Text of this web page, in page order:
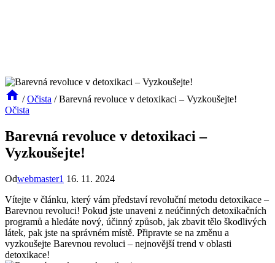
/ Očista / Barevná revoluce v detoxikaci – Vyzkoušejte!
Očista
Barevná revoluce v detoxikaci –
Vyzkoušejte!
Odwebmaster1 16. 11. 2024
Vítejte v článku, který vám představí revoluční metodu detoxikace –
Barevnou revoluci! Pokud jste unaveni z neúčinných detoxikačních
programů a hledáte nový, účinný způsob, jak zbavit tělo škodlivých
látek, pak jste na správném místě. Připravte se na změnu a
vyzkoušejte Barevnou revoluci – nejnovější trend v oblasti
detoxikace!